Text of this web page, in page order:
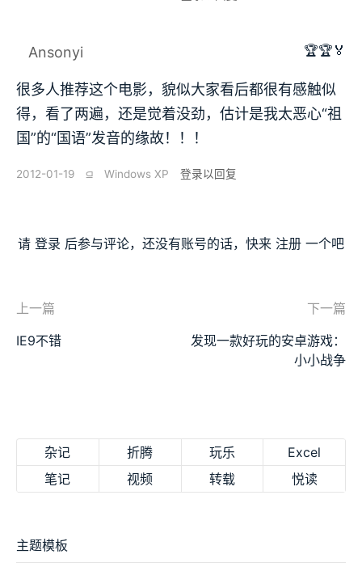
Ansonyi 🏆🏆🏅
很多人推荐这个电影，貌似大家看后都很有感触似
得，看了两遍，还是觉着没劲，估计是我太恶心“祖
国”的“国语”发音的缘故！！！
2012-01-19 ⫑ Windows XP 登录以回复
请 登录 后参与评论，还没有账号的话，快来 注册 一个吧
上一篇
IE9不错
下一篇
发现一款好玩的安卓游戏：
小小战争
杂记 折腾 玩乐
Excel
笔记
视频 转载 悦读
主题模板